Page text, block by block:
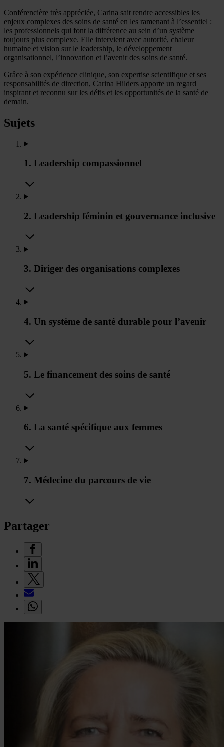
Conférencière très appréciée, Carina sait rendre accessibles les
enjeux complexes des soins de santé en les ramenant à l’essentiel :
les professionnels qui font la différence au sein d’un système
toujours plus complexe. Elle intervient avec autorité, chaleur
humaine et vision sur le leadership, le développement
organisationnel, l’innovation et l’avenir des soins de santé.
Grâce à son expérience clinique, son expertise scientifique et ses
responsabilités de direction, Carina Hilders apporte un regard
inspirant et reconnu sur les défis et les opportunités de la santé de
demain.
Sujets
1. Leadership compassionnel
2. Leadership féminin et gouvernance inclusive
3. Diriger des organisations complexes
4. Un système de santé durable pour l’avenir
5. Le financement des soins de santé
6. La santé spécifique aux femmes
7. Médecine du parcours de vie
Partager